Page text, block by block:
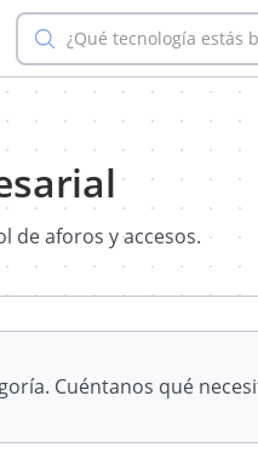
¿Qué tecnología estás
de aforos y accesos.
Cuéntanos qué